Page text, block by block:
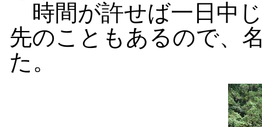
時間が許せば一日中
先のこともあるので、
た。